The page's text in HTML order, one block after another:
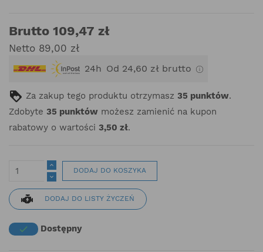
Brutto 109,47 zł
Netto 89,00 zł
24h Od 24,60 zł brutto
Za zakup tego produktu otrzymasz 35 punktów.
Zdobyte 35 punktów możesz zamienić na kupon
rabatowy o wartości 3,50 zł.
DODAJ DO KOSZYKA
DODAJ DO LISTY ŻYCZEŃ
 Dostępny